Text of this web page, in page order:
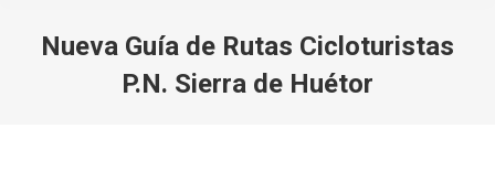
Nueva Guía de Rutas Cicloturistas
P.N. Sierra de Huétor